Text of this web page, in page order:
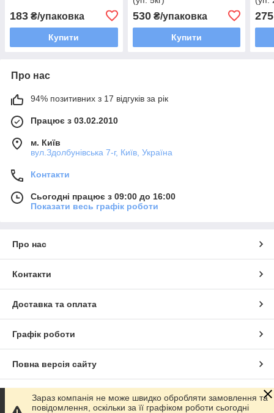
183 ₴/упаковка
Купити
530₴/упаковка
Купити
275
Про нас
94% позитивних з 17 відгуків за рік
Працює з 03.02.2010
м. Київ
вул.Здолбунівська 7-г, Київ, Україна
Контакти
Сьогодні працює з 09:00 до 16:00
Показати весь графік роботи
Про нас
Контакти
Доставка та оплата
Графік роботи
Повна версія сайту
Сайт створено на маркетплейсі Prom.ua
Зараз компанія не може швидко обробляти замовлення та
повідомлення, оскільки за її графіком роботи сьогодні